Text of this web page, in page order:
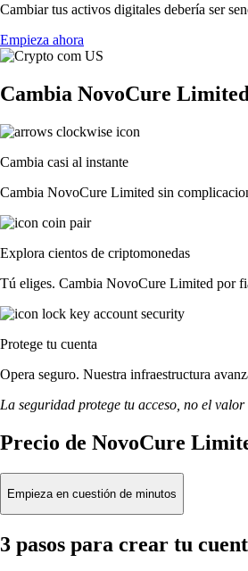
Cambiar tus activos digitales debería ser
Empieza ahora
Cambia NovoCure
Cambia casi al instante
Cambia NovoCure Limited sin
Explora cientos de criptomonedas
Tú eliges. Cambia NovoCure Limited por
Protege tu cuenta
Opera seguro. Nuestra infraestructura
La seguridad protege tu acceso, no el
Precio de NovoCure
Empieza en cuestión de minutos
3 pasos para crear tu